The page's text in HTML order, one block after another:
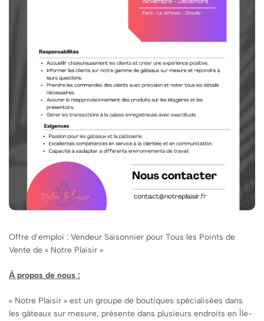
Offre d’emploi : Vendeur Saisonnier pour Tous les Points de
Vente de « Notre Plaisir »
À propos de nous :
« Notre Plaisir » est un groupe de boutiques spécialisées dans
les gâteaux sur mesure, présente dans plusieurs endroits en Île-